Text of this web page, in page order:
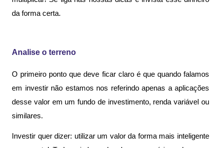
da forma certa.
Analise o terreno
O primeiro ponto que deve ficar claro é que quando falamos
em investir não estamos nos referindo apenas a aplicações
desse valor em um fundo de investimento, renda variável ou
similares.
Investir quer dizer: utilizar um valor da forma mais inteligente